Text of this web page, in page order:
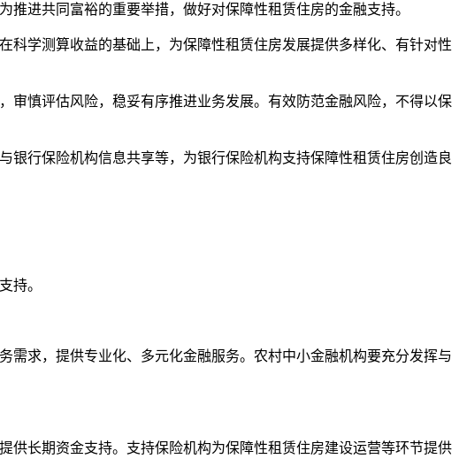
进共同富裕的重要举措，做好对保障性租赁住房的金融支持。
学测算收益的基础上，为保障性租赁住房发展提供多样化、有针对性
慎评估风险，稳妥有序推进业务发展。有效防范金融风险，不得以保
行保险机构信息共享等，为银行保险机构支持保障性租赁住房创造良
持。
求，提供专业化、多元化金融服务。农村中小金融机构要充分发挥与
长期资金支持。支持保险机构为保障性租赁住房建设运营等环节提供